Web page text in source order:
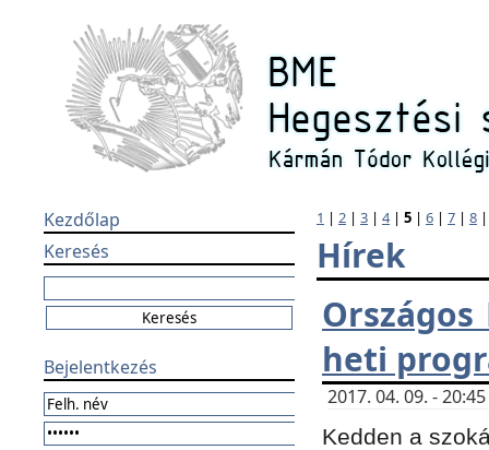
Kezdőlap
Keresés
Bejelentkezés
1 | 2 | 3 | 4| 5 | 6 | 7 | 8
Hírek
Országos
heti
2017. 04. 09. -
Kedden a